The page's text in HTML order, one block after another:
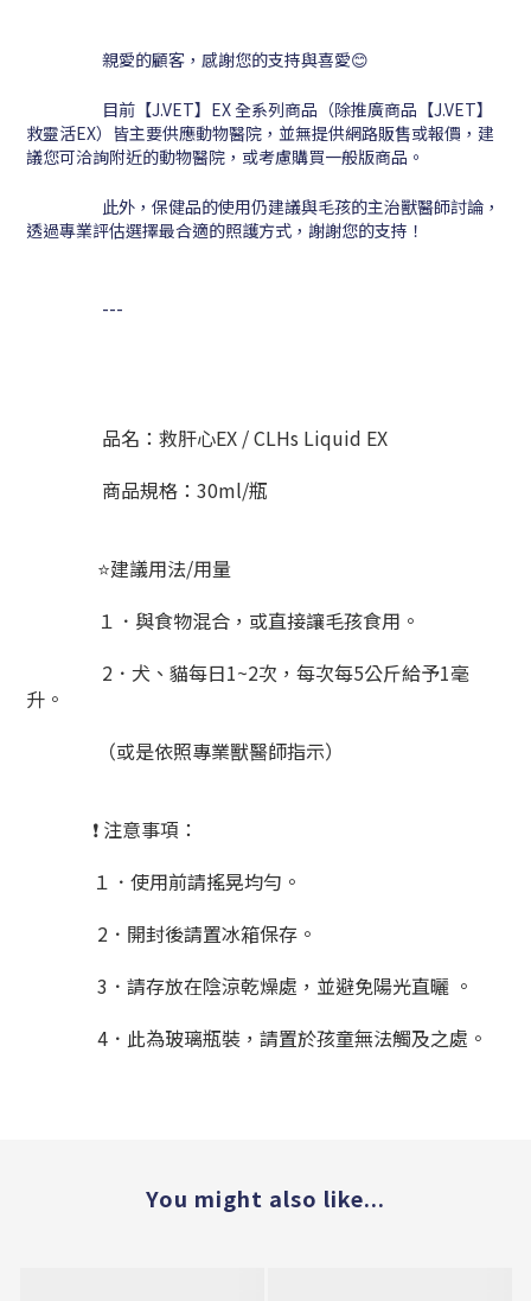
親愛的顧客，感謝您的支持與喜愛😊
目前【J.VET】EX 全系列商品（除推廣商品【J.VET】
救靈活EX）皆主要供應動物醫院，並無提供網路販售或報價，建
議您可洽詢附近的動物醫院，或考慮購買一般版商品。
此外，保健品的使用仍建議與毛孩的主治獸醫師討論，
透過專業評估選擇最合適的照護方式，謝謝您的支持！
---
品名： 救肝心EX /CLHs Liquid EX
商品規格： 30ml/瓶
⭐建議用法/用量
１．與食物混合，或直接讓毛孩食用。
2．犬、貓每日1~2次，每次每5公斤給予1毫
升。
（或是依照專業獸醫師指示）
❗ 注意事項：
１．使用前請搖晃均勻。
2．開封後請置冰箱保存。
3．請存放在陰涼乾燥處，並避免陽光直曬 。
4．此為玻璃瓶裝，請置於孩童無法觸及之處。
You might also like...